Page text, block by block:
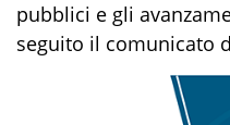
pubblici e gli
seguito il comunicato